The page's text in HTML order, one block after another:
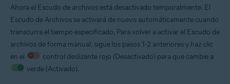
Ahora el Escudo de archivos está desactivado temporalmente. El
Escudo de Archivos se activará de nuevo automáticamente cuando
transcurra el tiempo especificado. Para volver a activar el Escudo de
archivos de forma manual, sigue los pasos 1-2 anteriores y haz clic
en el
control deslizante rojo (Desactivado) para que cambie a
verde (Activado).